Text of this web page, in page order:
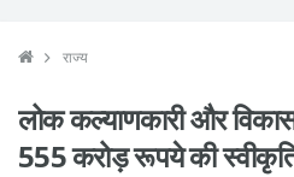
राज्य
लोक कल्याणकारी और
555 करोड़ रूपये की